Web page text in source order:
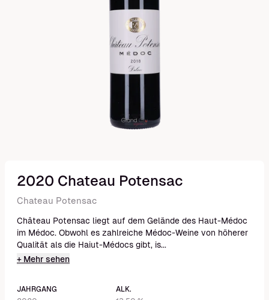
2020 Chateau Potensac
Chateau Potensac
Château Potensac liegt auf dem Gelände des Haut-Médoc
im Médoc. Obwohl es zahlreiche Médoc-Weine von höherer
Qualität als die Haiut-Médocs gibt, is...
+ Mehr sehen
JAHRGANG ALK.